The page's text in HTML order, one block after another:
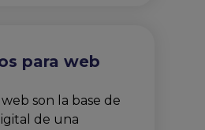
para web
web son la base de
de una